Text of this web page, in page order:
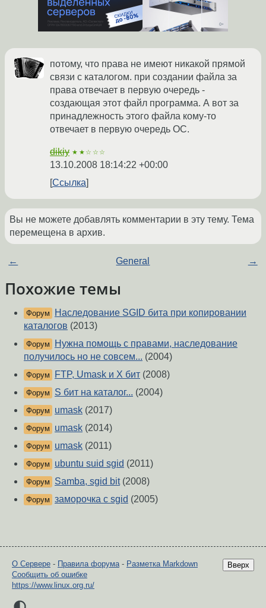
потому, что права не имеют никакой прямой
связи с каталогом. при создании файла за
права отвечает в первую очередь -
создающая этот файл программа. А вот за
принадлежность этого файла кому-то
отвечает в первую очередь ОС.
dikiy ★★☆☆☆
13.10.2008 18:14:22 +00:00
Ссылка
Вы не можете добавлять комментарии в эту тему. Тема
перемещена в архив.
← General →
Похожие темы
Форум
Наследование SGID бита при копировании
каталогов (2013)
Форум
Нужна помощь с правами, наследование
получилось но не совсем... (2004)
Форум FTP, Umask и X бит (2008)
Форум S бит на каталог... (2004)
Форум umask (2017)
Форум umask (2014)
Форум umask (2011)
Форум ubuntu suid sgid (2011)
Форум Samba, sgid bit(2008)
Форум заморочка с sgid (2005)
Вверх
О Сервере - Правила форума- Разметка Markdown
Сообщить об ошибке
https://www.linux.org.ru/